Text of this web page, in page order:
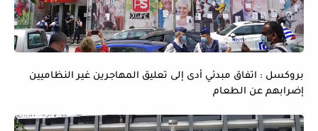
بروكسل : اتفاق مبدئي أدى إلى تعليق المهاجرين غير النظاميين
إضرابهم عن الطعام